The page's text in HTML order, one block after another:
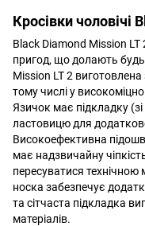
Кросівки чоловічі
Black Diamond Mission LT
пригод, що долають
Mission LT 2 виготовлена
тому числі у
Язичок має підкладку (зі
ластовицю для
Високоефективна
має надзвичайну
пересуватися технічною
носка забезпечує
та сітчаста підкладка
матеріалів.